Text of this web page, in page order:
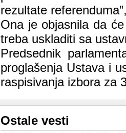
rezultate
Ona je objasnila da
treba uskladiti sa
Predsednik
proglašenja Ustava i
raspisivanja izbora za
Ostale vesti